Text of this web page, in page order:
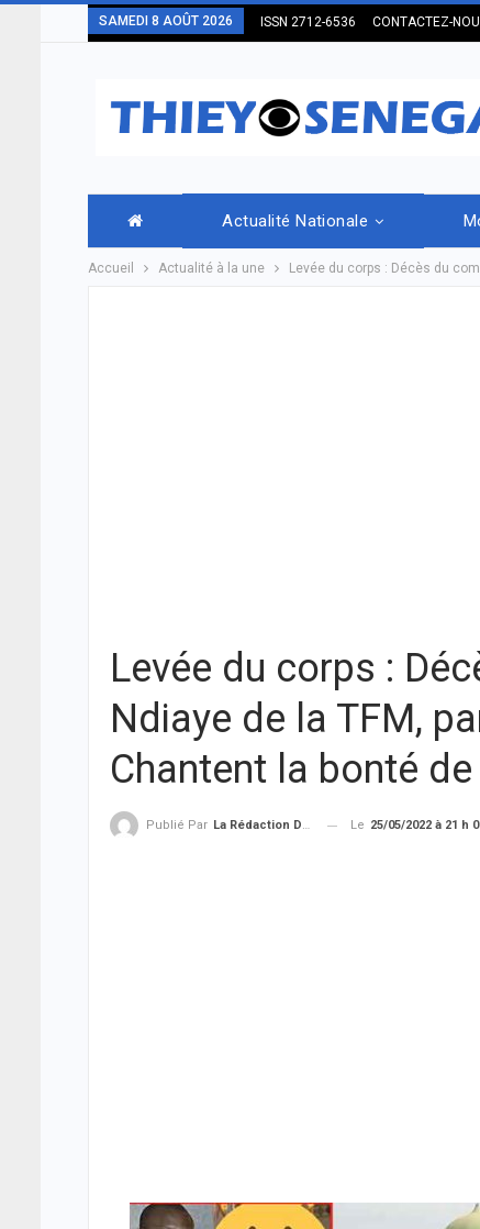
SAMEDI 8 AOÛT 2026 ISSN 2712-6536 CONTACTEZ-
Actualité Nationale
Accueil Actualité à la une Levée du corps : Décès du
Levée du corps :
Ndiaye de la TFM,
Chantent la bonté
Publié Par La Rédaction De THIEYSENEGAL.com Le 25/05/2022 à 21 h